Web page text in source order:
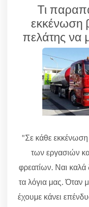
Τι
εκκένωση
πελάτης να
"Σε κάθε
των εργασιών
φρεατίων. Ναι καλά
τα λόγια μας. Όταν
έχουμε κάνει